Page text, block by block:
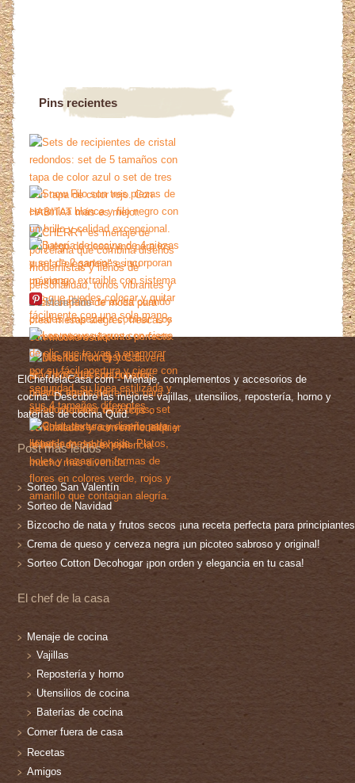
Pins recientes
More Pins
ElChefdelaCasa.com - Menaje, complementos y accesorios de
cocina. Descubre las mejores vajillas, utensilios, repostería, horno y
baterías de cocina Quid.
Post más leídos
Sorteo San Valentín
Sorteo de Navidad
Bizcocho de nata y frutos secos ¡una receta perfecta para
Crema de queso y cerveza negra ¡un picoteo sabroso y original!
Sorteo Cotton Decohogar ¡pon orden y elegancia en tu casa!
El chef de la casa
Menaje de cocina
Vajillas
Repostería y horno
Utensilios de cocina
Baterías de cocina
Comer fuera de casa
Recetas
Amigos